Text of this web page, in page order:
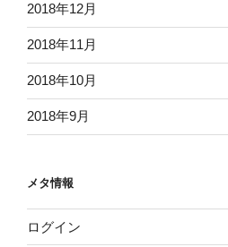
2018年12月
2018年11月
2018年10月
2018年9月
メタ情報
ログイン